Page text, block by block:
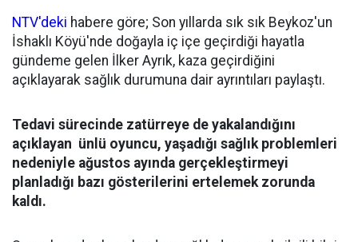
NTV'deki habere göre; Son yıllarda sık sık Beykoz'un
İshaklı Köyü'nde doğayla iç içe geçirdiği hayatla
gündeme gelen İlker Ayrık, kaza geçirdiğini
açıklayarak sağlık durumuna dair ayrıntıları paylaştı.
Tedavi sürecinde zatürreye de yakalandığını
açıklayan ünlü oyuncu, yaşadığı sağlık problemleri
nedeniyle ağustos ayında gerçekleştirmeyi
planladığı bazı gösterilerini ertelemek zorunda
kaldı.